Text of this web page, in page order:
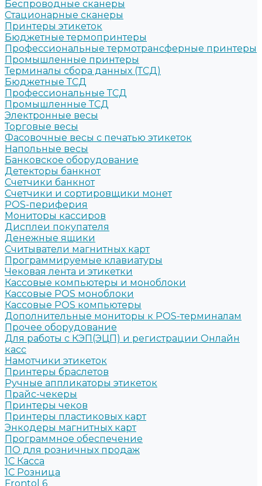
Беспроводные сканеры
Стационарные сканеры
Принтеры этикеток
Бюджетные термопринтеры
Профессиональные термотрансферные принтеры
Промышленные принтеры
Терминалы сбора данных (ТСД)
Бюджетные ТСД
Профессиональные ТСД
Промышленные ТСД
Электронные весы
Торговые весы
Фасовочные весы с печатью этикеток
Напольные весы
Банковское оборудование
Детекторы банкнот
Счетчики банкнот
Счетчики и сортировщики монет
POS-периферия
Мониторы кассиров
Дисплеи покупателя
Денежные ящики
Считыватели магнитных карт
Программируемые клавиатуры
Чековая лента и этикетки
Кассовые компьютеры и моноблоки
Кассовые POS моноблоки
Кассовые POS компьютеры
Дополнительные мониторы к POS-терминалам
Прочее оборудование
Для работы с КЭП(ЭЦП) и регистрации Онлайн
касс
Намотчики этикеток
Принтеры браслетов
Ручные аппликаторы этикеток
Прайс-чекеры
Принтеры чеков
Принтеры пластиковых карт
Энкодеры магнитных карт
Программное обеспечение
ПО для розничных продаж
1C Касса
1С Розница
Frontol 6